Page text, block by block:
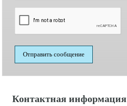
Контактная информация